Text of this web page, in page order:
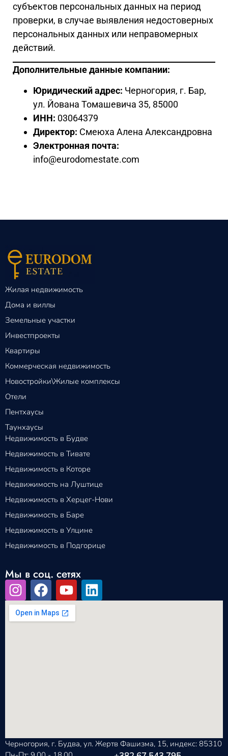
субъектов персональных данных на период
проверки, в случае выявления недостоверных
персональных данных или неправомерных
действий.
Дополнительные данные компании:
Юридический адрес: Черногория, г. Бар,
ул. Йована Томашевича 35, 85000
ИНН: 03064379
Директор: Смеюха Алена Александровна
Электронная почта:
info@eurodomestate.com
Жилая недвижимость
Дома и виллы
Земельные участки
Инвестпроекты
Квартиры
Коммерческая недвижимость
Новостройки\Жилые комплексы
Отели
Пентхаусы
Таунхаусы
Недвижимость в Будве
Недвижимость в Тивате
Недвижимость в Которе
Недвижимость на Луштице
Недвижимость в Херцег-Нови
Недвижимость в Баре
Недвижимость в Улцине
Недвижимость в Подгорице
Мы в соц. сетях
Черногория, г. Будва, ул. Жертв Фашизма, 15, индекс: 85310